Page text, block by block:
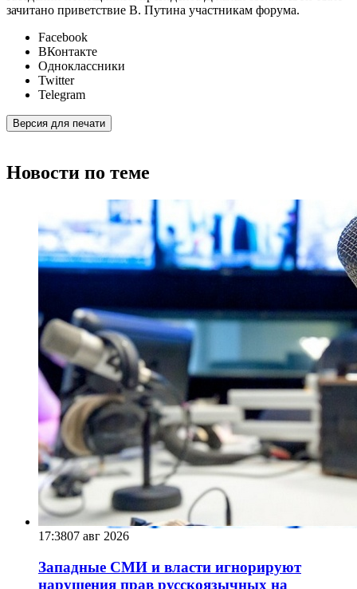
зачитано приветствие В. Путина участникам форума.
Facebook
ВКонтакте
Одноклассники
Twitter
Telegram
Версия для печати
Новости по теме
17:3807 авг 2026
Западные СМИ и власти игнорируют
нарушения прав русскоязычных на